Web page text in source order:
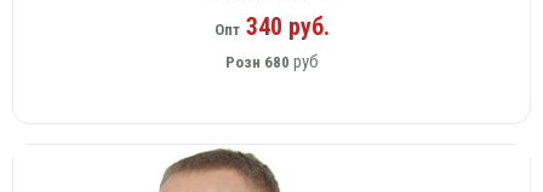
Опт340 руб.
Розн 680 руб